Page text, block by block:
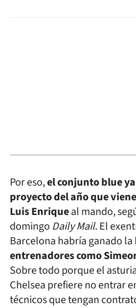
Por eso,el conjunto blue
proyecto del año que
Luis Enriqueal mando,
domingo Daily Mail. El
Barcelona habría ganado la
entrenadores como
Sobre todo porque el
Chelsea prefiere no entrar
técnicos que tengan